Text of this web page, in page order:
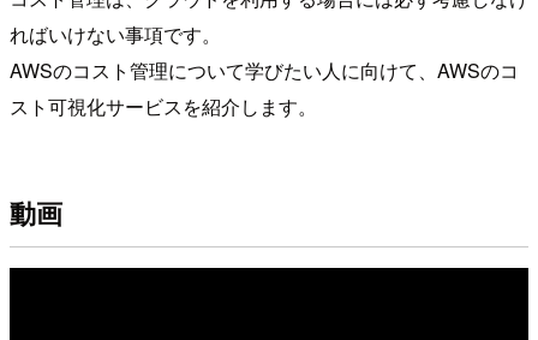
ればいけない事項です。
AWSのコスト管理について学びたい人に向けて、AWSのコ
スト可視化サービスを紹介します。
動画